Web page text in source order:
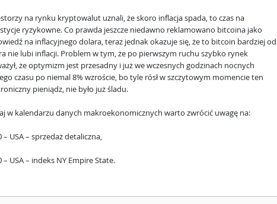
na rynku kryptowalut uznali, że skoro inflacja spada, to czas na
ryzykowne. Co prawda jeszcze niedawno reklamowano bitcoina jako
na inflacyjnego dolara, teraz jednak okazuje się, że to bitcoin bardziej od
nie lubi inflacji. Problem w tym, że po pierwszym ruchu szybko rynek
że optymizm jest przesadny i już we wczesnych godzinach nocnych
czasu po niemal 8% wzroście, bo tyle rósł w szczytowym momencie ten
pieniądz, nie było już śladu.
w kalendarzu danych makroekonomicznych warto zwrócić uwagę na:
– USA – sprzedaż detaliczna,
– USA – indeks NY Empire State.